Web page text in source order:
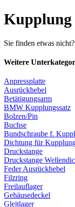
Kupplung
Sie finden etwas nicht?
Weitere
Anpressplatte
Ausrückhebel
Betätigungsarm
BMW Kupplungssatz
Bolzen/Pin
Buchse
Bundschraube f.
Dichtung für
Druckstange
Druckstange
Feder Ausrückhebel
Filzring
Freilauflager
Gehäusedeckel
Gleitlager